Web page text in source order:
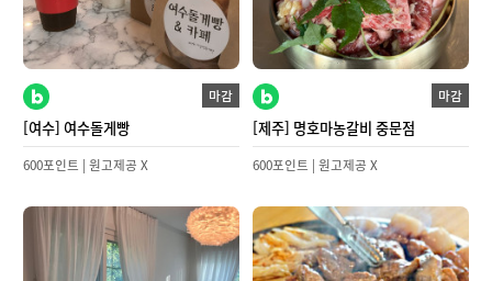
마감
[여수] 여수돌게빵
600포인트 | 원고제공 X
마감
[제주] 명호마농갈비 중문점
600포인트 | 원고제공 X